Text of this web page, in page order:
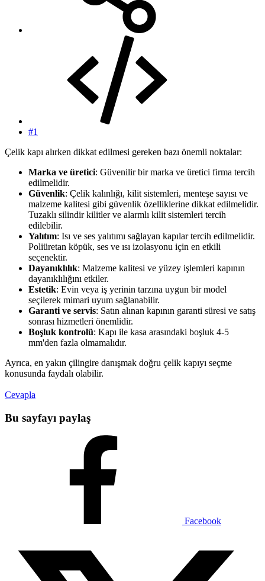
#1
Çelik kapı alırken dikkat edilmesi gereken bazı önemli noktalar:
Marka ve üretici: Güvenilir bir marka ve üretici firma tercih
edilmelidir.
Güvenlik: Çelik kalınlığı, kilit sistemleri, menteşe sayısı ve
malzeme kalitesi gibi güvenlik özelliklerine dikkat edilmelidir.
Tuzaklı silindir kilitler ve alarmlı kilit sistemleri tercih
edilebilir.
Yalıtım: Isı ve ses yalıtımı sağlayan kapılar tercih edilmelidir.
Poliüretan köpük, ses ve ısı izolasyonu için en etkili
seçenektir.
Dayanıklılık: Malzeme kalitesi ve yüzey işlemleri kapının
dayanıklılığını etkiler.
Estetik: Evin veya iş yerinin tarzına uygun bir model
seçilerek mimari uyum sağlanabilir.
Garanti ve servis: Satın alınan kapının garanti süresi ve satış
sonrası hizmetleri önemlidir.
Boşluk kontrolü: Kapı ile kasa arasındaki boşluk 4-5
mm'den fazla olmamalıdır.
Ayrıca, en yakın çilingire danışmak doğru çelik kapıyı seçme
konusunda faydalı olabilir.
Cevapla
Bu sayfayı paylaş
Facebook